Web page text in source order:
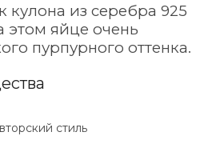
кулона из серебра 925
яйце очень
пурпурного оттенка.
стиль